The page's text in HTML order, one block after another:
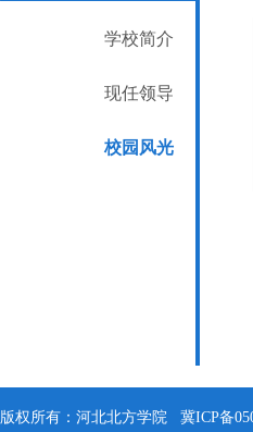
学校简介
现任领导
校园风光
版权所有：河北北方学院 冀ICP备